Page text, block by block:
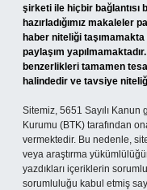
şirketi ile hiçbir bağlantısı
hazırladığımız makaleler
haber niteliği
paylaşım
benzerlikleri tamamen
halindedir ve tavsiye
Sitemiz, 5651 Sayılı
Kurumu (BTK) tarafından
vermektedir. Bu nedenle,
veya araştırma
yazdıkları içeriklerin
sorumluluğu kabul etmiş